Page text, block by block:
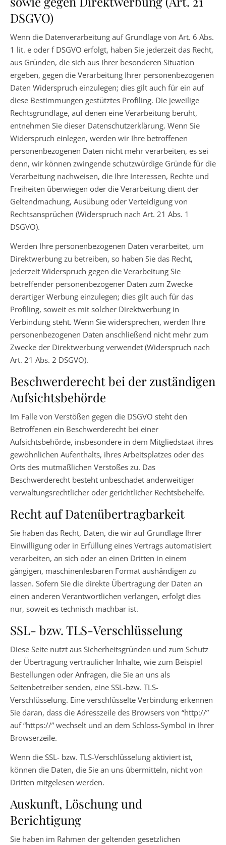
DSGVO)
Wenn die Datenverarbeitung auf Grundlage von Art. 6 Abs.
1 lit. e oder f DSGVO erfolgt, haben Sie jederzeit das Recht,
aus Gründen, die sich aus Ihrer besonderen Situation
ergeben, gegen die Verarbeitung Ihrer personenbezogenen
Daten Widerspruch einzulegen; dies gilt auch für ein auf
diese Bestimmungen gestütztes Profiling. Die jeweilige
Rechtsgrundlage, auf denen eine Verarbeitung beruht,
entnehmen Sie dieser Datenschutzerklärung. Wenn Sie
Widerspruch einlegen, werden wir Ihre betroffenen
personenbezogenen Daten nicht mehr verarbeiten, es sei
denn, wir können zwingende schutzwürdige Gründe für die
Verarbeitung nachweisen, die Ihre Interessen, Rechte und
Freiheiten überwiegen oder die Verarbeitung dient der
Geltendmachung, Ausübung oder Verteidigung von
Rechtsansprüchen (Widerspruch nach Art. 21 Abs. 1
DSGVO).
Werden Ihre personenbezogenen Daten verarbeitet, um
Direktwerbung zu betreiben, so haben Sie das Recht,
jederzeit Widerspruch gegen die Verarbeitung Sie
betreffender personenbezogener Daten zum Zwecke
derartiger Werbung einzulegen; dies gilt auch für das
Profiling, soweit es mit solcher Direktwerbung in
Verbindung steht. Wenn Sie widersprechen, werden Ihre
personenbezogenen Daten anschließend nicht mehr zum
Zwecke der Direktwerbung verwendet (Widerspruch nach
Art. 21 Abs. 2 DSGVO).
Beschwerderecht bei der zuständigen
Aufsichtsbehörde
Im Falle von Verstößen gegen die DSGVO steht den
Betroffenen ein Beschwerderecht bei einer
Aufsichtsbehörde, insbesondere in dem Mitgliedstaat ihres
gewöhnlichen Aufenthalts, ihres Arbeitsplatzes oder des
Orts des mutmaßlichen Verstoßes zu. Das
Beschwerderecht besteht unbeschadet anderweitiger
verwaltungsrechtlicher oder gerichtlicher Rechtsbehelfe.
Recht auf Datenübertragbarkeit
Sie haben das Recht, Daten, die wir auf Grundlage Ihrer
Einwilligung oder in Erfüllung eines Vertrags automatisiert
verarbeiten, an sich oder an einen Dritten in einem
gängigen, maschinenlesbaren Format aushändigen zu
lassen. Sofern Sie die direkte Übertragung der Daten an
einen anderen Verantwortlichen verlangen, erfolgt dies
nur, soweit es technisch machbar ist.
SSL- bzw. TLS-Verschlüsselung
Diese Seite nutzt aus Sicherheitsgründen und zum Schutz
der Übertragung vertraulicher Inhalte, wie zum Beispiel
Bestellungen oder Anfragen, die Sie an uns als
Seitenbetreiber senden, eine SSL-bzw. TLS-
Verschlüsselung. Eine verschlüsselte Verbindung erkennen
Sie daran, dass die Adresszeile des Browsers von “http://”
auf “https://” wechselt und an dem Schloss-Symbol in Ihrer
Browserzeile.
Wenn die SSL- bzw. TLS-Verschlüsselung aktiviert ist,
können die Daten, die Sie an uns übermitteln, nicht von
Dritten mitgelesen werden.
Auskunft, Löschung und
Berichtigung
Sie haben im Rahmen der geltenden gesetzlichen